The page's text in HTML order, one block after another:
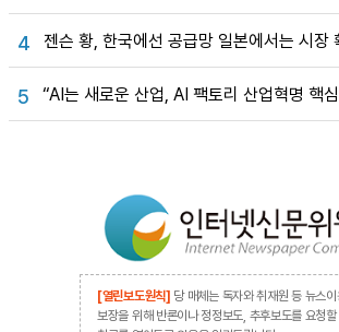
4 젠슨 황, 한국에선 공급망 일본에서는 시장
5 “AI는 새로운 산업, AI 팩토리 산업혁명 핵
[열린보도원칙] 당 매체는 독자와 취재원 등 뉴스이
보장을 위해 반론이나 정정보도, 추후보도를 요청